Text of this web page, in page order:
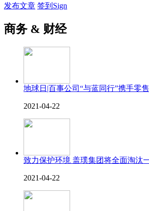
发布文章 签到Sign
商务 & 财经
地球日|百事公司“与蓝同行”携手零
2021-04-22
致力保护环境 盖璞集团将全面淘汰
2021-04-22